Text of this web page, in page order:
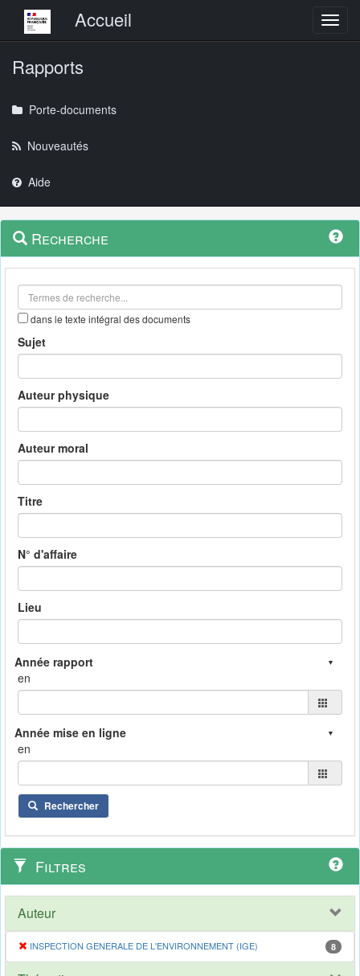
Menu principalAccueil
Rapports
Porte-documents
Nouveautés
Aide
Navigation
outils
Menu
contextuel
Recherche
dans le texte intégral des documents
Sujet
Auteur physique
Auteur moral
Titre
N° d'affaire
Lieu
en
en
Rechercher
Filtres
Auteur
INSPECTION GENERALE DE L'ENVIRONNEMENT (IGE) 8